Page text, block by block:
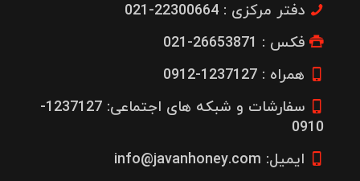
دفتر مرکزی : 22300664-021
فکس : 26653871-021
همراه : 1237127-0912
سفارشات و شبکه های اجتماعی: 1237127-
0910
ایمیل: info@javanhoney.com